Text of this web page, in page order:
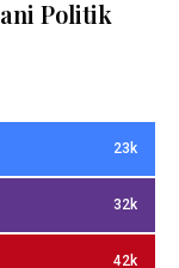
Politik
23k
32k
42k